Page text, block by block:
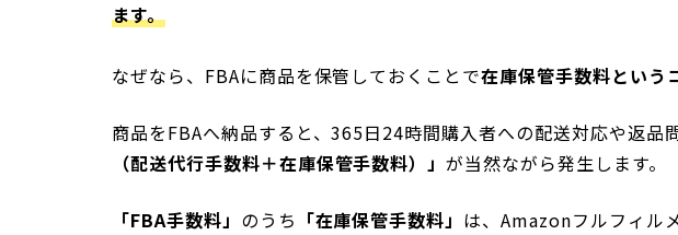
ます。
なぜなら、FBAに商品を保管しておくことで在庫保管手数料という
商品をFBAへ納品すると、365日24時間購入者への配送対応や返品
（配送代行手数料＋在庫保管手数料）」が当然ながら発生します。
「FBA手数料」 のうち 「在庫保管手数料」 は、Amazonフルフィル